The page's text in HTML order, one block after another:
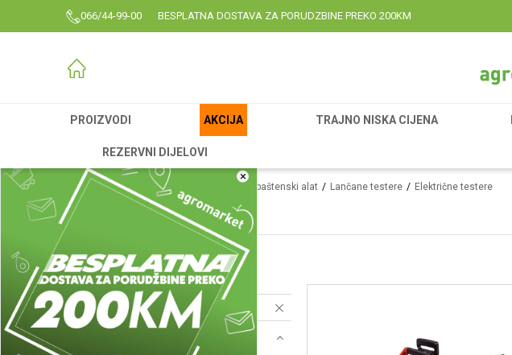
066/44-99-00 BESPLATNA DOSTAVA ZA PORUDZBINE PREKO 200KM
PROIZVODI AKCIJA TRAJNO NISKA CIJENA
REZERVNI DIJELOVI
×
Agromarket Proizvodi Vrtni i baštenski alat Lančane testere Električne testere
Električne testere
Motorne testere
(19)
Električne testere(7)
Resetujte filtere